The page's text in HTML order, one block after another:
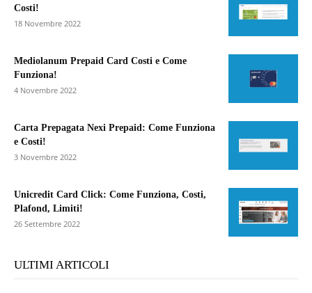
Costi!
18 Novembre 2022
Mediolanum Prepaid Card Costi e Come
Funziona!
4 Novembre 2022
Carta Prepagata Nexi Prepaid: Come Funziona
e Costi!
3 Novembre 2022
Unicredit Card Click: Come Funziona, Costi,
Plafond, Limiti!
26 Settembre 2022
ULTIMI ARTICOLI